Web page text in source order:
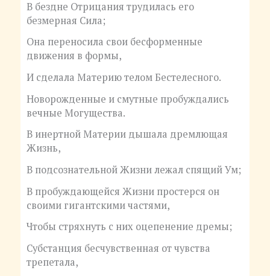
В бездне Отрицания трудилась его
безмерная Сила;
Она переносила свои бесформенные
движения в формы,
И сделала Материю телом Бестелесного.
Новорожденные и смутные пробуждались
вечные Могущества.
В инертной Материи дышала дремлющая
Жизнь,
В подсознательной Жизни лежал спящий Ум;
В пробуждающейся Жизни простерся он
своими гигантскими частями,
Чтобы стряхнуть с них оцепенение дремы;
Субстанция бесчувственная от чувства
трепетала,